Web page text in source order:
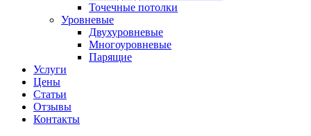
Точечные потолки
Уровневые
Двухуровневые
Многоуровневые
Парящие
Услуги
Цены
Статьи
Отзывы
Контакты